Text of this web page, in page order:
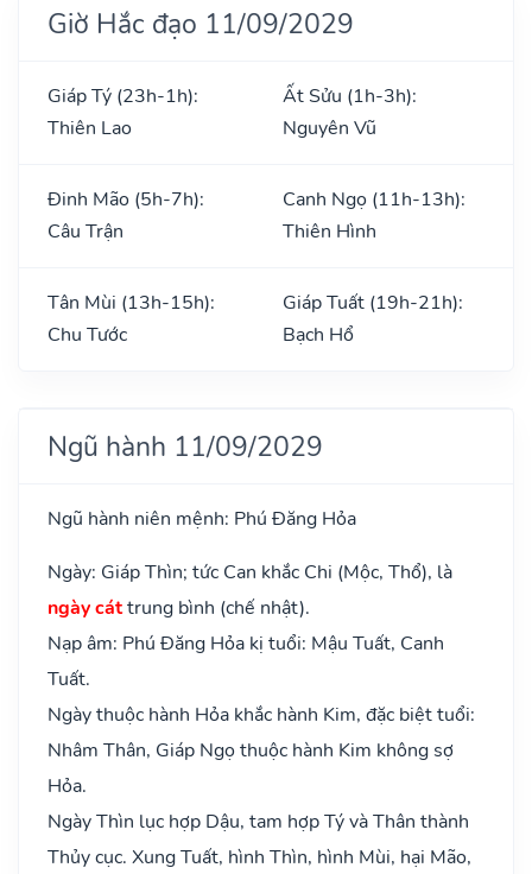
Giờ Hắc đạo 11/09/2029
Giáp Tý (23h-1h):
Thiên Lao
Ất Sửu (1h-3h):
Nguyên Vũ
Đinh Mão (5h-7h):
Câu Trận
Canh Ngọ (11h-13h):
Thiên Hình
Tân Mùi (13h-15h):
Chu Tước
Giáp Tuất (19h-21h):
Bạch Hổ
Ngũ hành 11/09/2029
Ngũ hành niên mệnh: Phú Đăng Hỏa
Ngày: Giáp Thìn; tức Can khắc Chi (Mộc, Thổ), là
ngày cáttrung bình (chế nhật).
Nạp âm: Phú Đăng Hỏa kị tuổi: Mậu Tuất, Canh
Tuất.
Ngày thuộc hành Hỏa khắc hành Kim, đặc biệt tuổi:
Nhâm Thân, Giáp Ngọ thuộc hành Kim không sợ
Hỏa.
Ngày Thìn lục hợp Dậu, tam hợp Tý và Thân thành
Thủy cục. Xung Tuất, hình Thìn, hình Mùi, hại Mão,